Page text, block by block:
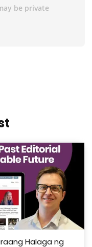
Halaga ng